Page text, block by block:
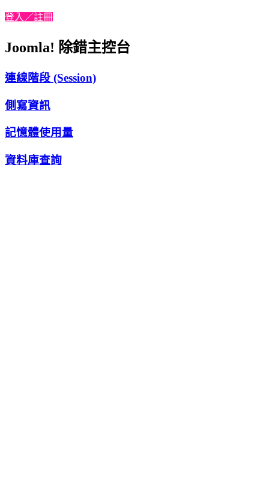
登入／註冊
Joomla! 除錯主控台
連線階段 (Session)
側寫資訊
記憶體使用量
資料庫查詢